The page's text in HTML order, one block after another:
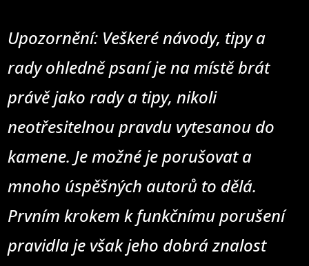
Upozornění: Veškeré návody, tipy a
rady ohledně psaní je na místě brát
právě jako rady a tipy, nikoli
neotřesitelnou pravdu vytesanou do
kamene. Je možné je porušovat a
mnoho úspěšných autorů to dělá.
Prvním krokem k funkčnímu porušení
pravidla je však jeho dobrá znalost